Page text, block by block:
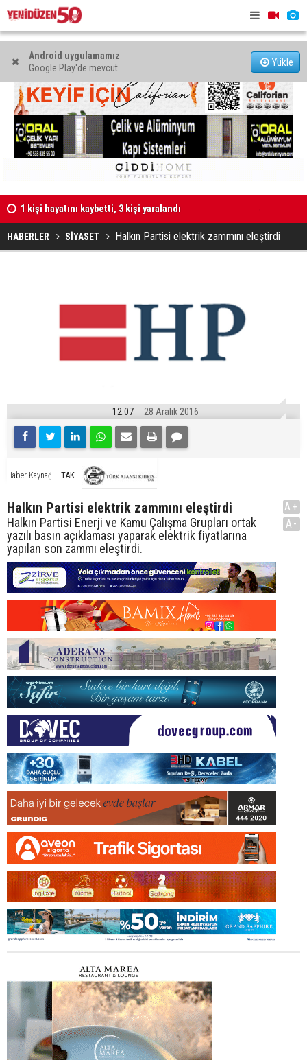
Android uygulamamız
Google Play'de mevcut
Yükle
1 kişi hayatını kaybetti, 3 kişi yaralandı
HABERLER SİYASET Halkın Partisi elektrik zammını eleştirdi
12:07 28 Aralık 2016
Haber Kaynağı TAK
Halkın Partisi elektrik zammını eleştirdi
Halkın Partisi Enerji ve Kamu Çalışma Grupları ortak
yazılı basın açıklaması yaparak elektrik fiyatlarına
yapılan son zammı eleştirdi.
A+
A-